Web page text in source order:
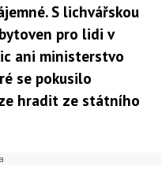
S lichvářskou
pro lidi v
ani ministerstvo
se pokusilo
hradit ze státního